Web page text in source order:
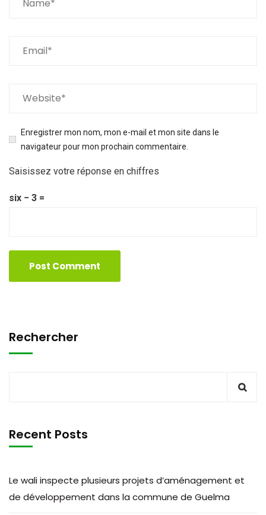
Enregistrer mon nom, mon e-mail et mon site dans le
navigateur pour mon prochain commentaire.
Saisissez votre réponse en chiffres
six − 3 =
Rechercher
Recent Posts
Le wali inspecte plusieurs projets d’aménagement et
de développement dans la commune de Guelma